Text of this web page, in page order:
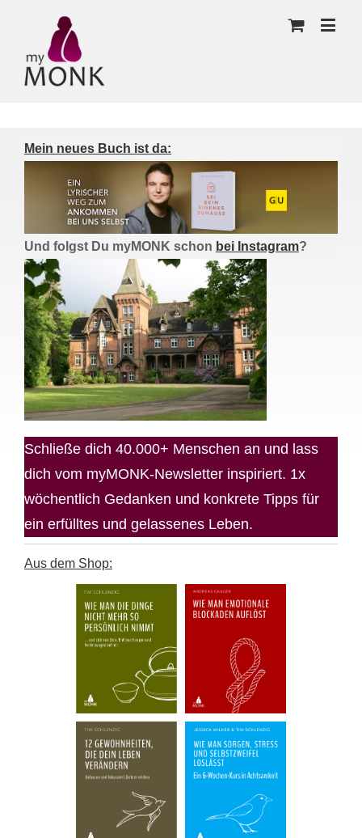
Mein neues Buch ist da:
Und folgst Du myMONK schon bei Instagram?
Schließe dich 40.000+ Menschen an und lass
dich vom myMONK-Newsletter inspiriert. 1x
wöchentlich Gedanken und konkrete Tipps für
ein erfülltes und gelassenes Leben.
Aus dem Shop: